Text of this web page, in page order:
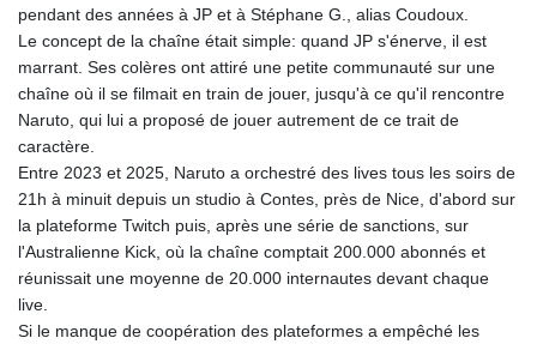
pendant des années à JP et à Stéphane G., alias Coudoux.
Le concept de la chaîne était simple: quand JP s'énerve, il est
marrant. Ses colères ont attiré une petite communauté sur une
chaîne où il se filmait en train de jouer, jusqu'à ce qu'il rencontre
Naruto, qui lui a proposé de jouer autrement de ce trait de
caractère.
Entre 2023 et 2025, Naruto a orchestré des lives tous les soirs de
21h à minuit depuis un studio à Contes, près de Nice, d'abord sur
la plateforme Twitch puis, après une série de sanctions, sur
l'Australienne Kick, où la chaîne comptait 200.000 abonnés et
réunissait une moyenne de 20.000 internautes devant chaque
live.
Si le manque de coopération des plateformes a empêché les